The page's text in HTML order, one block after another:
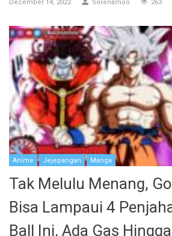
December 14, 2022 Sorenamoo 263
Anime Jejepangan Manga
Tak Melulu Menang,
Bisa Lampaui 4
Ball Ini, Ada Gas